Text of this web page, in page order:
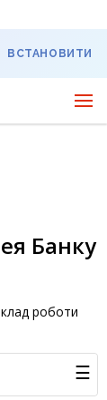
ВСТАНОВИТИ
Банку
роботи
☰